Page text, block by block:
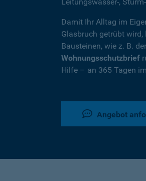
Damit Ihr Alltag im
Glasbruch getrübt
Bausteinen, wie z. B. der
Wohnungsschutzbrief
Hilfe – an 365 Tagen
Angebot